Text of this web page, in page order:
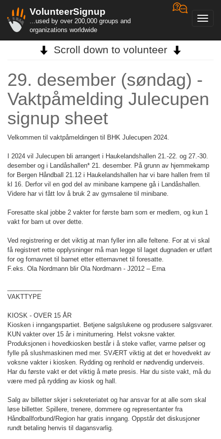
VolunteerSignup
...used by over 200,000 groups and
organizations worldwide
Scroll down to volunteer
29. desember (søndag) -
Vaktpåmelding Julecupen
signup sheet
Velkommen til vaktpåmeldingen til BHK Julecupen 2024.
I 2024 vil Julecupen bli arrangert i Haukelandshallen 21.-22. og 27.-30.
desember og i Landåshallen* 21. desember. På grunn av hjemmekamp
for Bergen Håndball 21.12 i Haukelandshallen har vi bare hallen frem til
kl 16. Derfor vil en god del av minibane kampene gå i Landåshallen.
Videre har vi fått lov å bruk 2 av gymsalene til minibane.
Foresatte skal jobbe 2 vakter for første barn som er medlem, og kun 1
vakt for barn ut over dette.
Ved registrering er det viktig at man fyller inn alle feltene. For at vi skal
få registrert rette opplysninger må man legge til laget dugnaden er utført
for og fornavnet til barnet etter etternavnet til foresatte.
F.eks. Ola Nordmann blir Ola Nordmann - J2012 – Erna
VAKTTYPE
KIOSK - OVER 15 ÅR
Kiosken i inngangspartiet. Betjene salgslukene og produsere salgsvarer.
KUN vakter over 15 år i miniturnering. Helst voksne vakter.
Produksjonen i hovedkiosken består i å steke vafler, varme pølser og
fylle på slushmaskinen med mer. SVÆRT viktig at det er hovedvekt av
voksne vakter i kiosken. Rydding og renhold er nødvendig underveis.
Har du første vakt er det viktig å møte presis. Har du siste vakt, må du
være med på rydding av kiosk og hall.
Salg av billetter skjer i sekreteriatet og har ansvar for at alle som skal
løse billetter. Spillere, trenere, dommere og representanter fra
Håndballforbund/Region har gratis inngang. Oppstår det diskusjoner
rundt betaling henvis til dagansvarlig.